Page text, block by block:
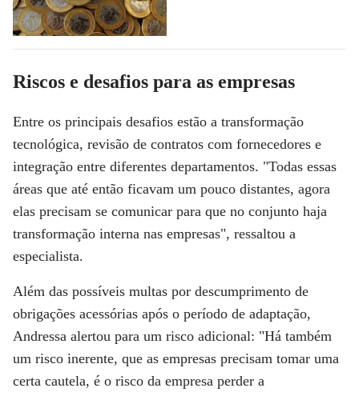
Riscos e desafios para as empresas
Entre os principais desafios estão a transformação
tecnológica, revisão de contratos com fornecedores e
integração entre diferentes departamentos. "Todas essas
áreas que até então ficavam um pouco distantes, agora
elas precisam se comunicar para que no conjunto haja
transformação interna nas empresas", ressaltou a
especialista.
Além das possíveis multas por descumprimento de
obrigações acessórias após o período de adaptação,
Andressa alertou para um risco adicional: "Há também
um risco inerente, que as empresas precisam tomar uma
certa cautela, é o risco da empresa perder a